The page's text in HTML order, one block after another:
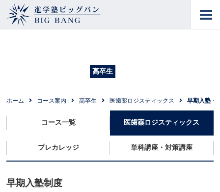
ホーム コース案内 高卒生 医歯薬ロジスティックス 早期入塾・
高卒生
コース一覧 医歯薬ロジスティックス
プレカレッジ 単科講座・対策講座
早期入塾制度